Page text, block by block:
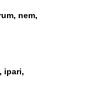
nem,
ipari,